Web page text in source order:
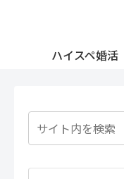
ハイスペ婚活